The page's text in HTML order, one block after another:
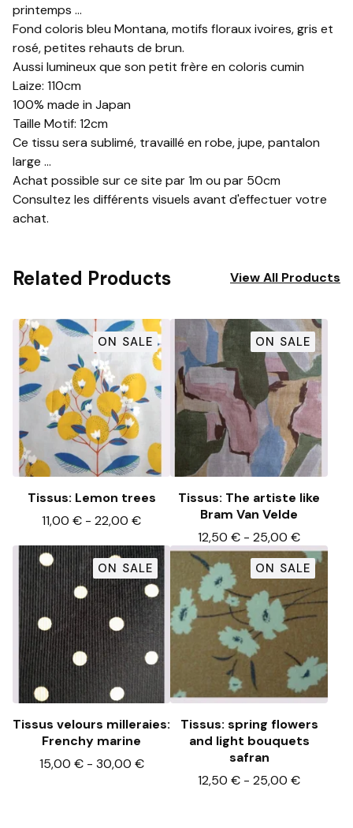
printemps ...
Fond coloris bleu Montana, motifs floraux ivoires, gris et
rosé, petites rehauts de brun.
Aussi lumineux que son petit frère en coloris cumin
Laize: 110cm
100% made in Japan
Taille Motif: 12cm
Ce tissu sera sublimé, travaillé en robe, jupe, pantalon
large ...
Achat possible sur ce site par 1m ou par 50cm
Consultez les différents visuels avant d'effectuer votre
achat.
Related Products View All Products
ON SALE
Tissus: Lemon trees
11,00 € - 22,00 €
ON SALE
Tissus: The artiste like
Bram Van Velde
12,50 € - 25,00 €
ON SALE
Tissus velours milleraies:
Frenchy marine
15,00 €- 30,00 €
ON SALE
Tissus: spring flowers
and light bouquets
safran
12,50 € - 25,00 €